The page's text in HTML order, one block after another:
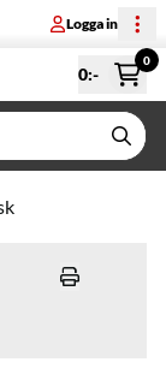
Logga in
0:-
0